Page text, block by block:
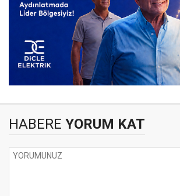
HABERE YORUM KAT